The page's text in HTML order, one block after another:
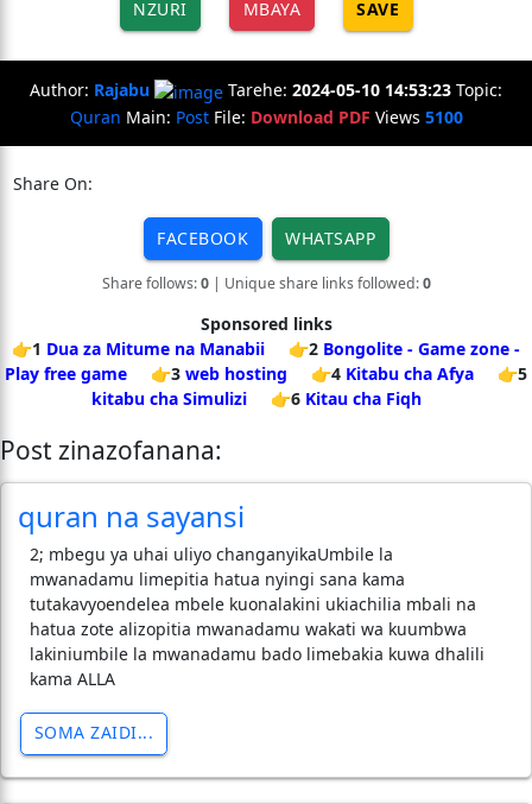
NZURI MBAYA SAVE
Author: Rajabu Tarehe: 2024-05-10 14:53:23 Topic:
Quran Main: PostFile: Download PDF Views 5100
Share On:
FACEBOOK WHATSAPP
Share follows:0| Unique share links followed:0
Sponsored links
👉1 Dua za Mitume na Manabii 👉2 Bongolite - Game zone -
Play free game
👉3 web hosting 👉4 Kitabu cha Afya
👉5
kitabu cha Simulizi
👉6 Kitau cha Fiqh
Post zinazofanana:
quran na sayansi
2; mbegu ya uhai uliyo changanyikaUmbile la
mwanadamu limepitia hatua nyingi sana kama
tutakavyoendelea mbele kuonalakini ukiachilia mbali na
hatua zote alizopitia mwanadamu wakati wa kuumbwa
lakiniumbile la mwanadamu bado limebakia kuwa dhalili
kama ALLA
SOMA ZAIDI...